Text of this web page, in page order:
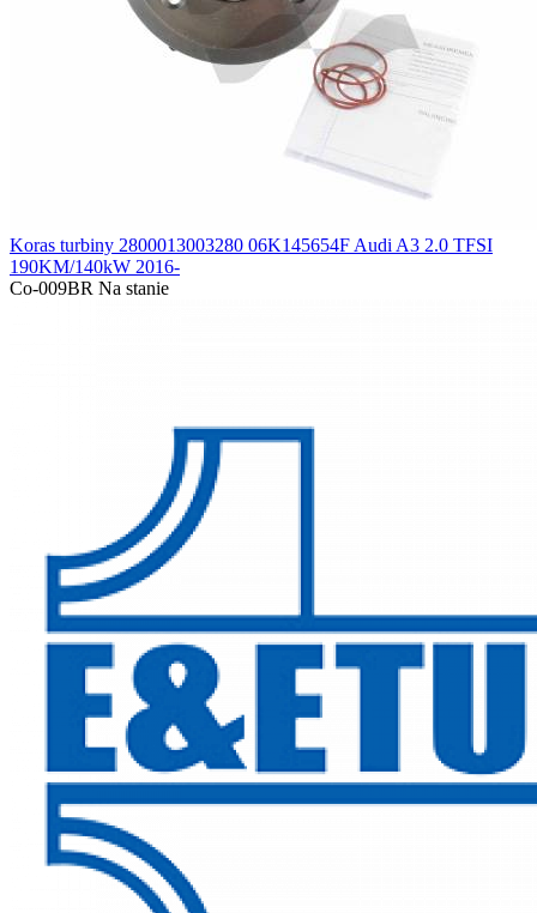
Koras turbiny 2800013003280 06K145654F Audi A3 2.0 TFSI
190KM/140kW 2016-
Co-009BR Na stanie